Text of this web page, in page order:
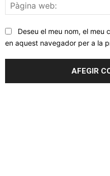
Deseu el meu nom, el meu
en aquest navegador per a la